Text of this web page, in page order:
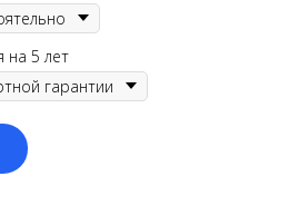
на 5 лет